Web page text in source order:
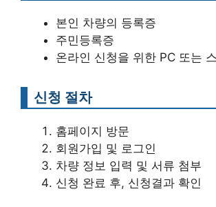
본인 차량의 등록증
주민등록증
온라인 신청을 위한 PC 또는
신청 절차
홈페이지 방문
회원가입 및 로그인
차량 정보 입력 및 서류 첨부
신청 완료 후, 신청결과 확인